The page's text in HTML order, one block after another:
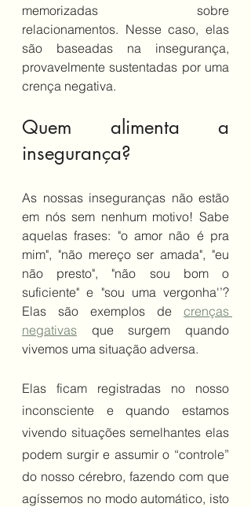
memorizadas sobre
relacionamentos. Nesse caso, elas
são baseadas na insegurança,
provavelmente sustentadas por uma
crença negativa.
Quem alimenta a
insegurança?
As nossas inseguranças não estão
em nós sem nenhum motivo! Sabe
aquelas frases: "o amor não é pra
mim", "não mereço ser amada", "eu
não presto", "não sou bom o
suficiente" e "sou uma vergonha'’?
Elas são exemplos de crenças
negativas que surgem quando
vivemos uma situação adversa.
Elas ficam registradas no nosso
inconsciente e quando estamos
vivendo situações semelhantes elas
podem surgir e assumir o “controle”
do nosso cérebro, fazendo com que
agíssemos no modo automático, isto